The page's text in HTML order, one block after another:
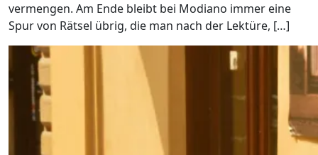
vermengen. Am Ende bleibt bei Modiano immer eine
Spur von Rätsel übrig, die man nach der Lektüre, […]